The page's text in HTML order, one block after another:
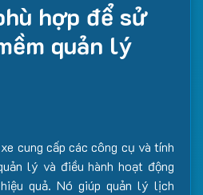
hợp để sử
quản lý
cung cấp các công cụ và tính
lý và điều hành hoạt động
quả. Nó giúp quản lý lịch